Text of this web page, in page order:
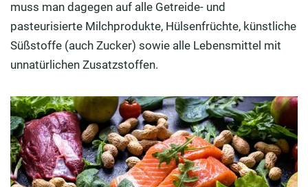
muss man dagegen auf alle Getreide- und
pasteurisierte Milchprodukte, Hülsenfrüchte, künstliche
Süßstoffe (auch Zucker) sowie alle Lebensmittel mit
unnatürlichen Zusatzstoffen.